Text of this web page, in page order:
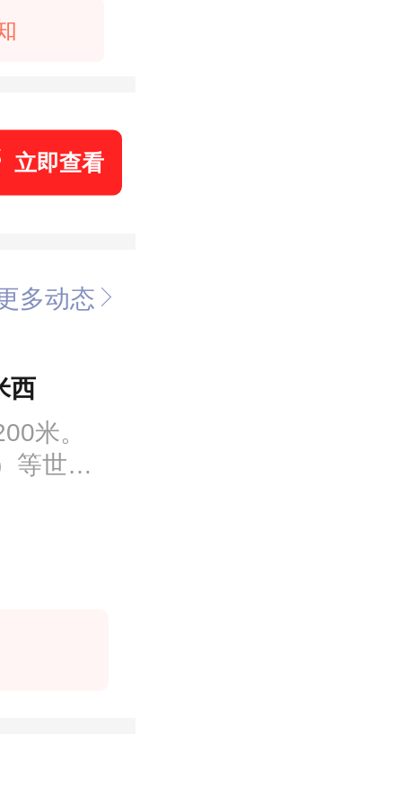
立即查看
多动态
西
米。
世界5